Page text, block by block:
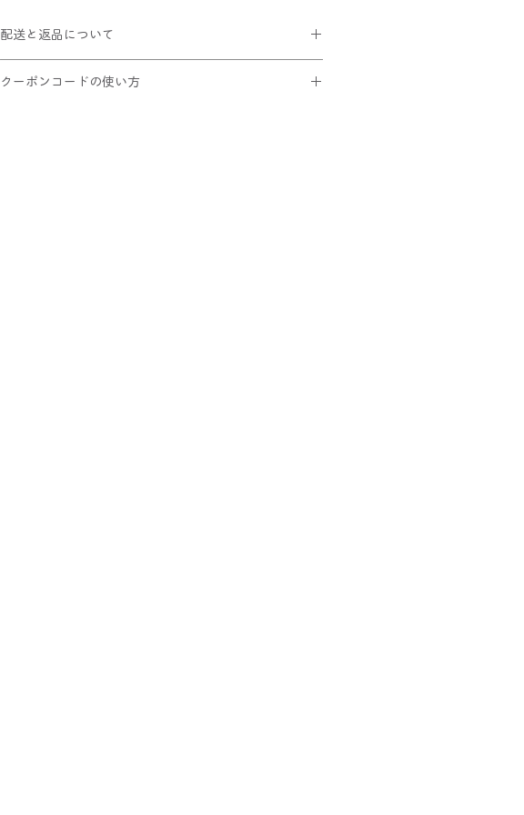
配送と返品について
10,000円以上お買い上げの方は無料です。
クーポンコードの使い方